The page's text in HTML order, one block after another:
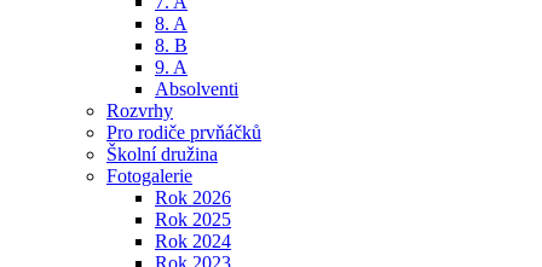
8. A
8. B
9. A
Absolventi
Rozvrhy
Pro rodiče prvňáčků
Školní družina
Fotogalerie
Rok 2026
Rok 2025
Rok 2024
Rok 2023